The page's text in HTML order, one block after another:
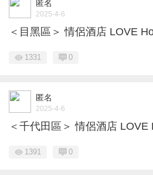
匿名
2025-4-6
＜目黑區＞ 情侶酒店 LOVE
1331 0
匿名
2025-4-6
＜千代田區＞ 情侶酒店 LOVE
1391 0